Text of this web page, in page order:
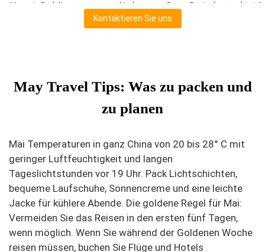
Mauer in Badaling war so gepackt, dass
wir uns kaum bewegen konnten. Wenn
Sie reisen müssen, buchen Sie alles im
Peony Festival erstreckt
Anfang Mai. Die
Opernsaison von
Kontaktieren Sie uns
May Travel Tips: Was zu packen und
zu planen
Mai Temperaturen in ganz China von 20 bis 28° C mit
geringer Luftfeuchtigkeit und langen
Tageslichtstunden vor 19 Uhr. Pack Lichtschichten,
bequeme Laufschuhe, Sonnencreme und eine leichte
Jacke für kühlere Abende. Die goldene Regel für Mai:
Vermeiden Sie das Reisen in den ersten fünf Tagen,
wenn möglich. Wenn Sie während der Goldenen Woche
reisen müssen, buchen Sie Flüge und Hotels